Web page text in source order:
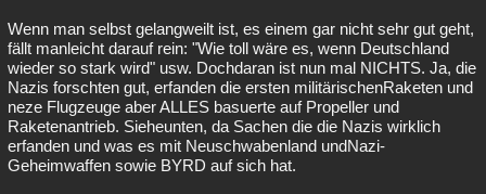
Wenn man selbst gelangweilt ist, es einem gar nicht sehr gut geht,
fällt manleicht darauf rein: "Wie toll wäre es, wenn Deutschland
wieder so stark wird" usw. Dochdaran ist nun mal NICHTS. Ja, die
Nazis forschten gut, erfanden die ersten militärischenRaketen und
neze Flugzeuge aber ALLES basuerte auf Propeller und
Raketenantrieb. Sieheunten, da Sachen die die Nazis wirklich
erfanden und was es mit Neuschwabenland undNazi-
Geheimwaffen sowie BYRD auf sich hat.